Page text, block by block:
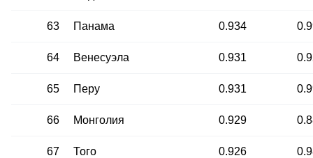
63 Панама 0.934
64 Венесуэла 0.931
65 Перу 0.931
66 Монголия 0.929
67 Того 0.926